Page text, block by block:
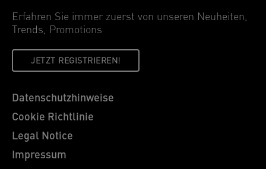
Erfahren Sie immer zuerst von unseren Neuheiten,
Trends, Promotions
JETZT REGISTRIEREN!
Datenschutzhinweise
Cookie Richtlinie
Legal Notice
Impressum